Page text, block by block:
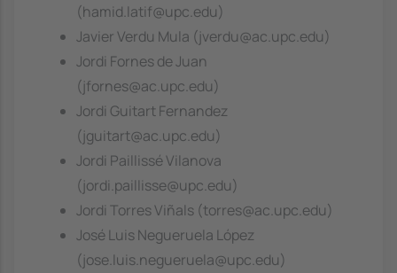
(hamid.latif@upc.edu)
Javier Verdu Mula (jverdu@ac.upc.edu)
Jordi Fornes de Juan
(jfornes@ac.upc.edu)
Jordi Guitart Fernandez
(jguitart@ac.upc.edu)
Jordi Paillissé Vilanova
(jordi.paillisse@upc.edu)
Jordi Torres Viñals (torres@ac.upc.edu)
José Luis Negueruela López
(jose.luis.negueruela@upc.edu)